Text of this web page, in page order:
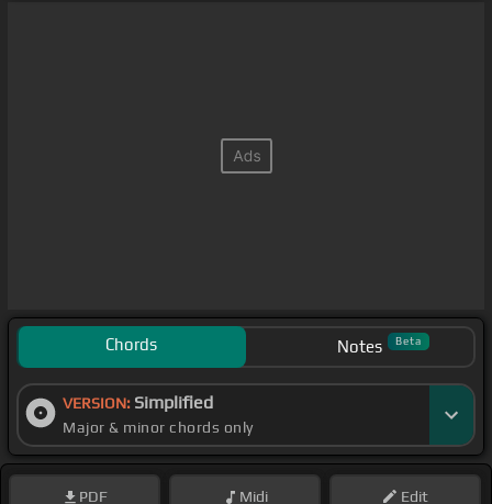
Chords Notes Beta
VERSION: Simplified
Major & minor chords only
PDF Midi Edit